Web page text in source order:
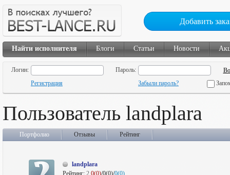
Добавить
Найти исполнителя Блоги Статьи Новости
Логин:
Пароль:
Регистрация
Забыли пароль?
Пользователь landplara
Портфолио Отзывы Рейтинг
landplara
Рейтинг: 2 0(0)/0(0)/0(0)